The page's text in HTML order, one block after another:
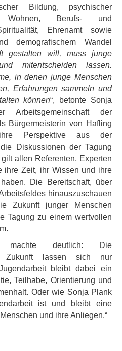
Bildung, psychischer
Wohnen, Berufs- und
Ehrenamt sowie
demografischem Wandel
gestalten will, muss junge
mitentscheiden lassen.
in denen junge Menschen
Erfahrungen sammeln und
können“, betonte Sonja
Arbeitsgemeinschaft der
Bürgermeisterin von Hafling
Perspektive aus der
Diskussionen der Tagung
allen Referenten, Experten
ihre Zeit, ihr Wissen und ihre
Die Bereitschaft, über
hinauszuschauen
Zukunft junger Menschen
Tagung zu einem wertvollen
machte deutlich: Die
Zukunft lassen sich nur
bleibt dabei ein
Teilhabe, Orientierung und
Oder wie Sonja Plank
ist und bleibt eine
und ihre Anliegen.“